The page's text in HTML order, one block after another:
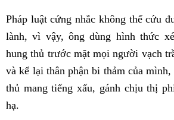
Pháp luật cứng nhắc không thể cứu
lành, vì vậy, ông dùng hình thức
hung thủ trước mặt mọi người vạch
và kể lại thân phận bi thảm của mình,
thủ mang tiếng xấu, gánh chịu thị
hạ.